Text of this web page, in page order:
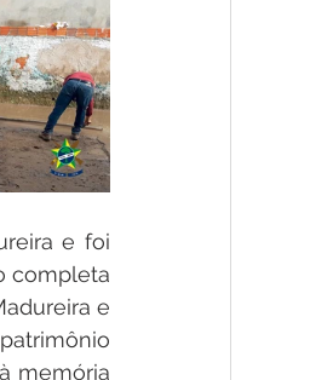
e foi
completa
e
memória